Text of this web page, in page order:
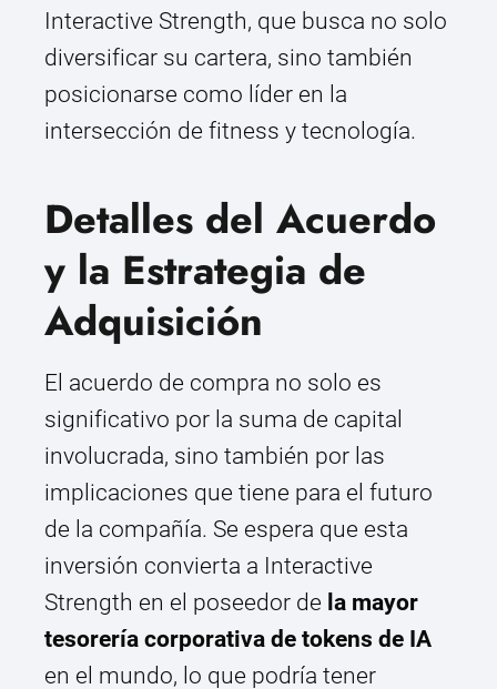
Interactive Strength, que busca no solo
diversificar su cartera, sino también
posicionarse como líder en la
intersección de fitness y tecnología.
Detalles del Acuerdo
y la Estrategia de
Adquisición
El acuerdo de compra no solo es
significativo por la suma de capital
involucrada, sino también por las
implicaciones que tiene para el futuro
de la compañía. Se espera que esta
inversión convierta a Interactive
Strength en el poseedor de la mayor
tesorería corporativa de tokens de IA
en el mundo, lo que podría tener